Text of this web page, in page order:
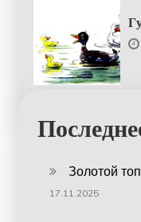
Золотой
17.11.2025